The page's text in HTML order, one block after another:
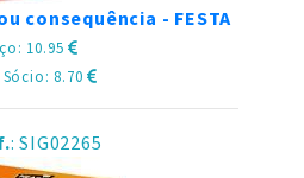
consequência - FESTA
10.95
Sócio: 8.70
: SIG02265